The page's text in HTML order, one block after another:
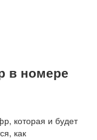
в номере
которая и будет
как